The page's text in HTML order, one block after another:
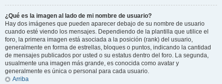
¿Qué es la imagen al lado de mi nombre de usuario?
Hay dos imágenes que pueden aparecer debajo de su nombre de usuario
cuando esté viendo los mensajes. Dependiendo de la plantilla que utilice el
foro, la primera imagen está asociada a la posición (rank) del usuario,
generalmente en forma de estrellas, bloques o puntos, indicando la cantidad
de mensajes publicados por usted o su estatus dentro del foro. La segunda,
usualmente una imagen más grande, es conocida como avatar y
generalmente es única o personal para cada usuario.
Arriba